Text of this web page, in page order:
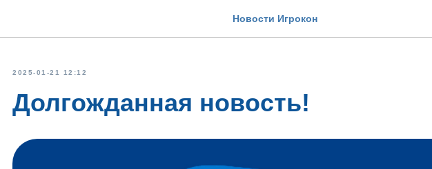
Новости Игрокон
2025-01-21 12:12
Долгожданная новость!